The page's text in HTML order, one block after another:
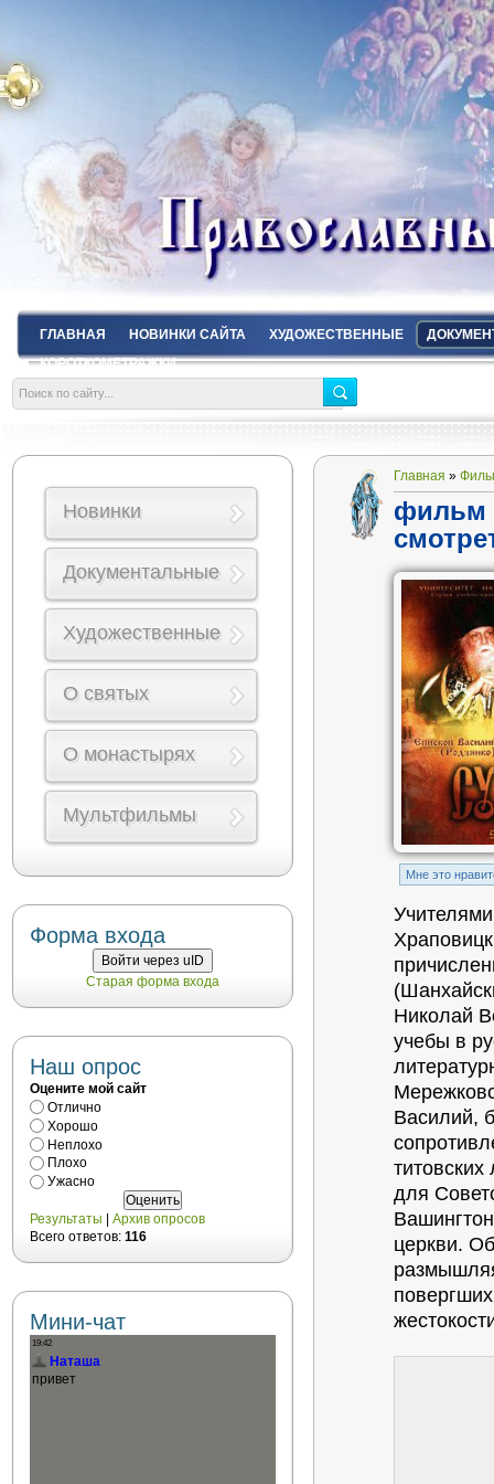
ГЛАВНАЯ НОВИНКИ САЙТА ХУДОЖЕСТВЕННЫЕ
КОРОТКОМЕТРАЖКИ
Главная »
фильм
Mне это
Николай
учебы в
Василий,
для
церкви.
Новинки
Документальные
Художественные
О святых
О монастырях
Мультфильмы
Форма входа
Войти через uID
Старая форма входа
Наш опрос
Оцените мой сайт
Отлично
Хорошо
Неплохо
Плохо
Ужасно
Результаты
Архив опросов
Всего ответов: 116
Мини-чат